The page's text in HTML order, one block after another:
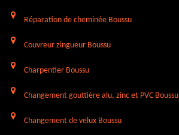
Réparation de cheminée Boussu
Couvreur zingueur Boussu
Charpentier Boussu
Changement gouttière alu, zinc et PVC Boussu
Changement de velux Boussu